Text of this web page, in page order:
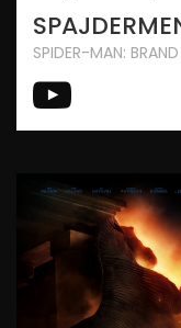
SPIDER-MAN: